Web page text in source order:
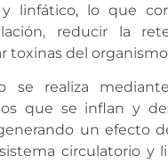
linfático, lo que
reducir la
toxinas del
se realiza
que se inflan y
un efecto
circulatorio y